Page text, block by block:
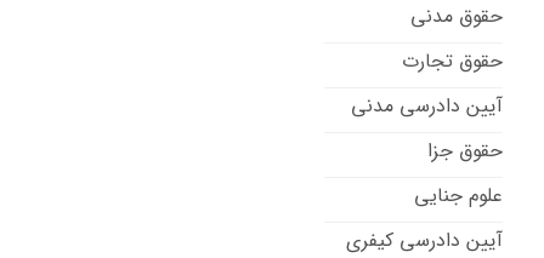
حقوق مدنی
حقوق تجارت
آیین دادرسی مدنی
حقوق جزا
علوم جنایی
آیین دادرسی کیفری